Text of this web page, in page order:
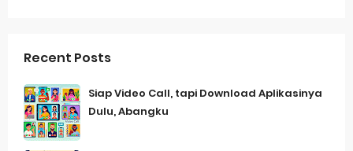
Recent Posts
Siap Video Call, tapi Download Aplikasinya
Dulu, Abangku